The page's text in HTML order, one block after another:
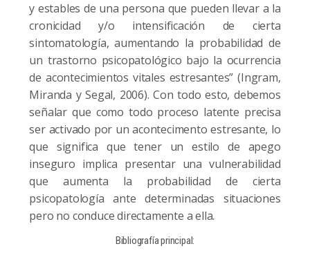
y estables de una persona que pueden llevar a la
cronicidad y/o intensificación de cierta
sintomatología, aumentando la probabilidad de
un trastorno psicopatológico bajo la ocurrencia
de acontecimientos vitales estresantes” (Ingram,
Miranda y Segal, 2006). Con todo esto, debemos
señalar que como todo proceso latente precisa
ser activado por un acontecimento estresante, lo
que significa que tener un estilo de apego
inseguro implica presentar una vulnerabilidad
que aumenta la probabilidad de cierta
psicopatología ante determinadas situaciones
pero no conduce directamente a ella.
Bibliografía principal: